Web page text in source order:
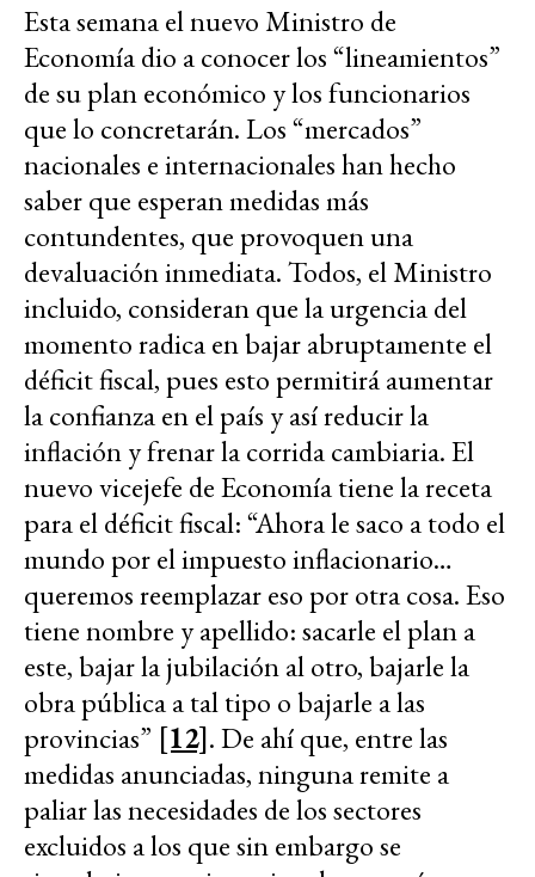
Esta semana el nuevo Ministro de
Economía dio a conocer los “lineamientos”
de su plan económico y los funcionarios
que lo concretarán. Los “mercados”
nacionales e internacionales han hecho
saber que esperan medidas más
contundentes, que provoquen una
devaluación inmediata. Todos, el Ministro
incluido, consideran que la urgencia del
momento radica en bajar abruptamente el
déficit fiscal, pues esto permitirá aumentar
la confianza en el país y así reducir la
inflación y frenar la corrida cambiaria. El
nuevo vicejefe de Economía tiene la receta
para el déficit fiscal: “Ahora le saco a todo el
mundo por el impuesto inflacionario…
queremos reemplazar eso por otra cosa. Eso
tiene nombre y apellido: sacarle el plan a
este, bajar la jubilación al otro, bajarle la
obra pública a tal tipo o bajarle a las
provincias” [12]. De ahí que, entre las
medidas anunciadas, ninguna remite a
paliar las necesidades de los sectores
excluidos a los que sin embargo se